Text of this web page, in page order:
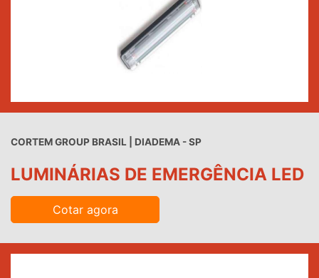
CORTEM GROUP BRASIL | DIADEMA - SP
LUMINÁRIAS DE EMERGÊNCIA LED
Cotar agora